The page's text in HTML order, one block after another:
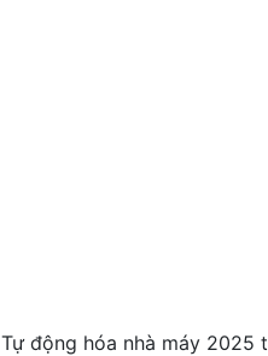
Tự động hóa nhà máy